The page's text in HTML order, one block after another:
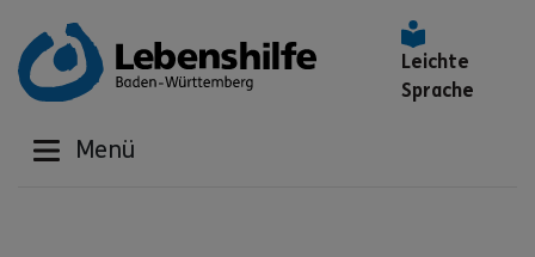
Leichte
Sprache
Menü